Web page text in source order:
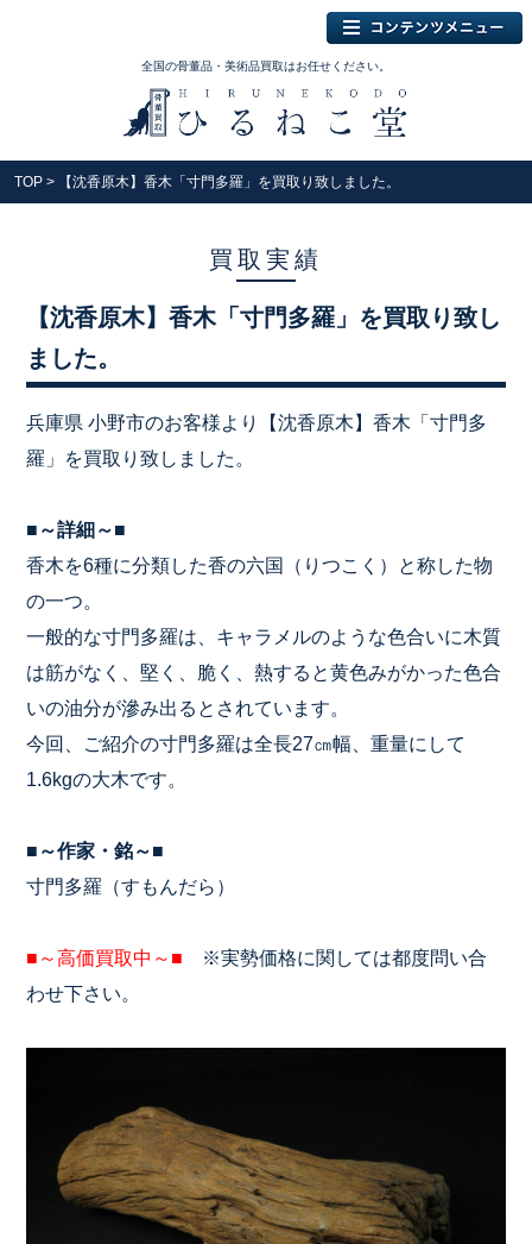
全国の骨董品・美術品買取はお任せください。
TOP > 【沈香原木】香木「寸門多羅」を買取り致しました。
買取実績
【沈香原木】香木「寸門多羅」を買取り致し
ました。
兵庫県 小野市のお客様より【沈香原木】香木「寸門多
羅」を買取り致しました。
■～詳細～■
香木を6種に分類した香の六国（りつこく）と称した物
の一つ。
一般的な寸門多羅は、キャラメルのような色合いに木質
は筋がなく、堅く、脆く、熱すると黄色みがかった色合
いの油分が滲み出るとされています。
今回、ご紹介の寸門多羅は全長27㎝幅、重量にして
1.6kgの大木です。
■～作家・銘～■
寸門多羅（すもんだら）
■～高価買取中～■ ※実勢価格に関しては都度問い合
わせ下さい。